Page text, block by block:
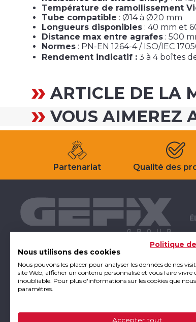
Température de ramollissement
Tube compatible : Ø14 à Ø20 mm
Longueurs disponibles : 40 mm et
Distance max entre agrafes : 500
Normes : PN-EN 1264-4 / ISO/IEC
Rendement indicatif : 3 à 4 boîtes
ARTICLE DE LA
VOUS AIMEREZ
Partenariat Qualité des
Politique
Nous utilisons des cookies
Nous pouvons les placer pour analyser les données de nos
site Web, afficher un contenu personnalisé et vous faire vivre
inoubliable. Pour plus d'informations sur les cookies que
paramètres.
Accepter tout